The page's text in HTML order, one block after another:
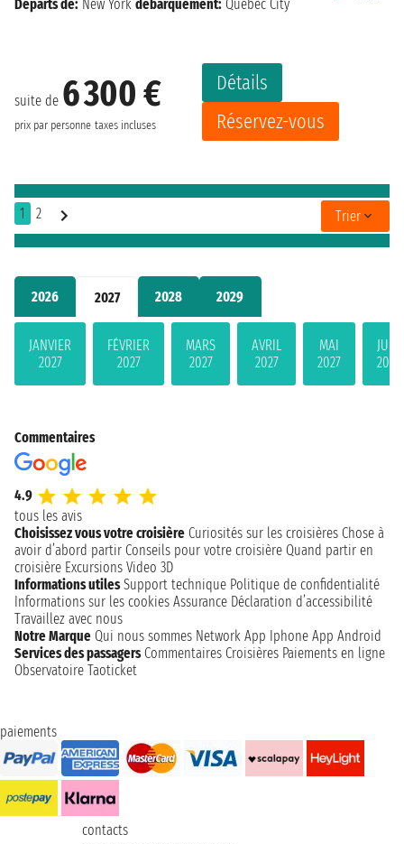
2026 2027 2028 2029
JANVIER
2027
FÉVRIER
2027
MARS
2027
AVRIL
2027
MAI
2027
JUIN
2027
suite de 6 300 €
prix par personne taxes incluses
Détails
Réservez-vous
Départs de: New York débarquement: Quebec City
1 2 Trier
Commentaires
4.9
tous les avis
Choisissez vous votre croisière Curiosités sur les croisières Chose à
avoir d’abord partir Conseils pour votre croisière Quand partir en
croisière Excursions Video 3D
Informations utiles Support technique Politique de confidentialité
Informations sur les cookies Assurance Déclaration d’accessibilité
Travaillez avec nous
Notre Marque Qui nous sommes Network App Iphone App Android
Services des passagers Commentaires Croisières Paiements en ligne
Observatoire Taoticket
paiements
contacts